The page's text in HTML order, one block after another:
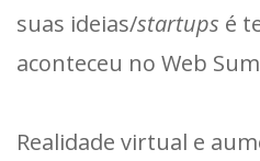
suas ideias/startups é
aconteceu no Web
Realidade virtual e